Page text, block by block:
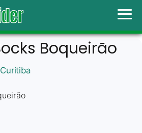
Boqueirão